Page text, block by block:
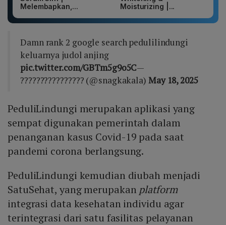
Melembapkan,...
Moisturizing |...
Damn rank 2 google search pedulilindungi
keluarnya judol anjing
pic.twitter.com/GBTm5g9o5C—
????‍????????‍???? (@snagkakala) May 18, 2025
PeduliLindungi merupakan aplikasi yang
sempat digunakan pemerintah dalam
penanganan kasus Covid-19 pada saat
pandemi corona berlangsung.
PeduliLindungi kemudian diubah menjadi
SatuSehat, yang merupakan platform
integrasi data kesehatan individu agar
terintegrasi dari satu fasilitas pelayanan